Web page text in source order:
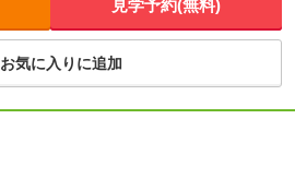
見学予約(無料)
お気に入りに追加